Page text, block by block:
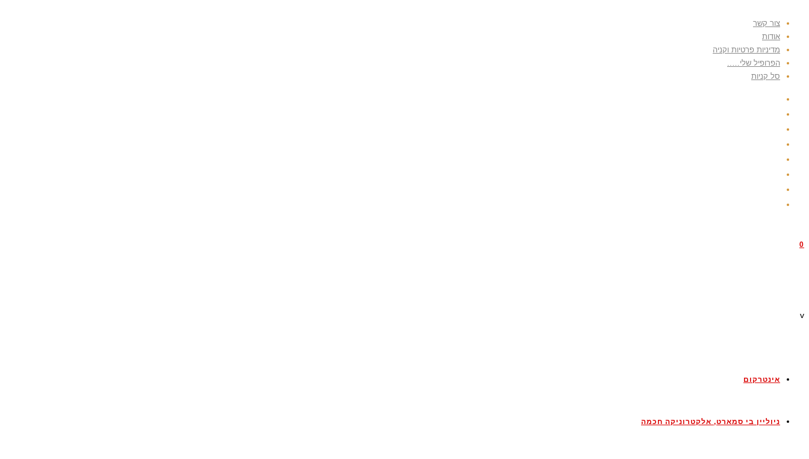
content
צור קשר
אודות
מדיניות פרטיות וקניה
הפרופיל שלי…..
סל קניות
0
v
אינטרקום
ניוליין בי סמארט, אלקטרוניקה חכמה